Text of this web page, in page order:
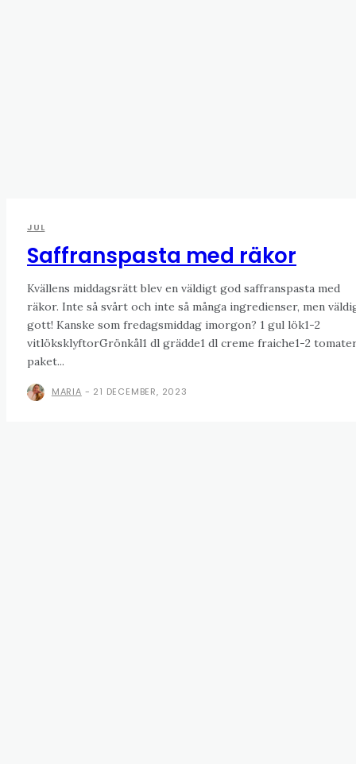
JUL
Saffranspasta med räkor
Kvällens middagsrätt blev en väldigt god saffranspasta med
räkor. Inte så svårt och inte så många ingredienser, men
gott! Kanske som fredagsmiddag imorgon? 1 gul lök1-2
vitlöksklyftorGrönkål1 dl grädde1 dl creme fraiche1-2
paket...
MARIA - 21 DECEMBER, 2023